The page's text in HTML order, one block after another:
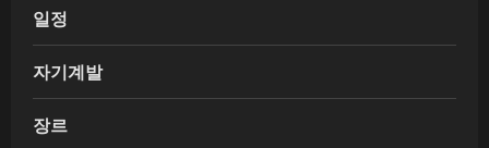
일정
자기계발
장르